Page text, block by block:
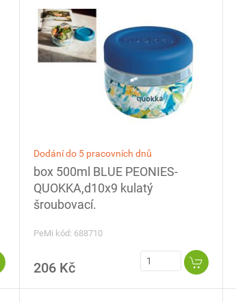
Dodání do 5 pracovních dnů
box 500ml BLUE PEONIES-
QUOKKA,d10x9 kulatý
šroubovací.
PeMi kód: 688710
206 Kč